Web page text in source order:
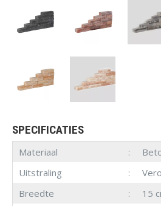
SPECIFICATIES
Materiaal
Uitstraling
Breedte
15